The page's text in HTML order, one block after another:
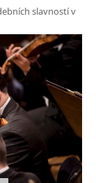
slavností v